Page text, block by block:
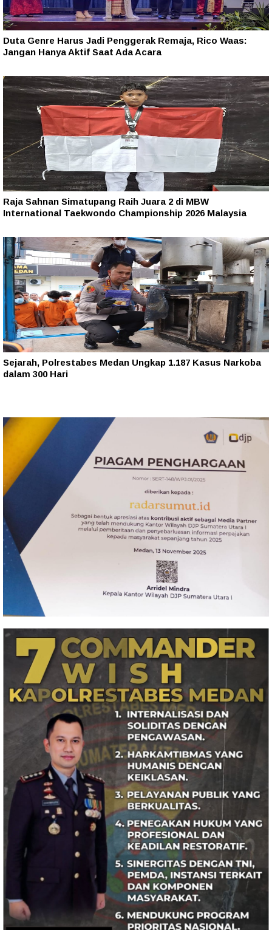
Duta Genre Harus Jadi Penggerak Remaja, Rico Waas:
Jangan Hanya Aktif Saat Ada Acara
Raja Sahnan Simatupang Raih Juara 2 di MBW
International Taekwondo Championship 2026 Malaysia
Sejarah, Polrestabes Medan Ungkap 1.187 Kasus Narkoba
dalam 300 Hari